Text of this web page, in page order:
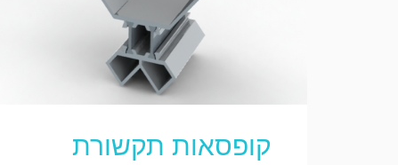
קופסאות תקשורת